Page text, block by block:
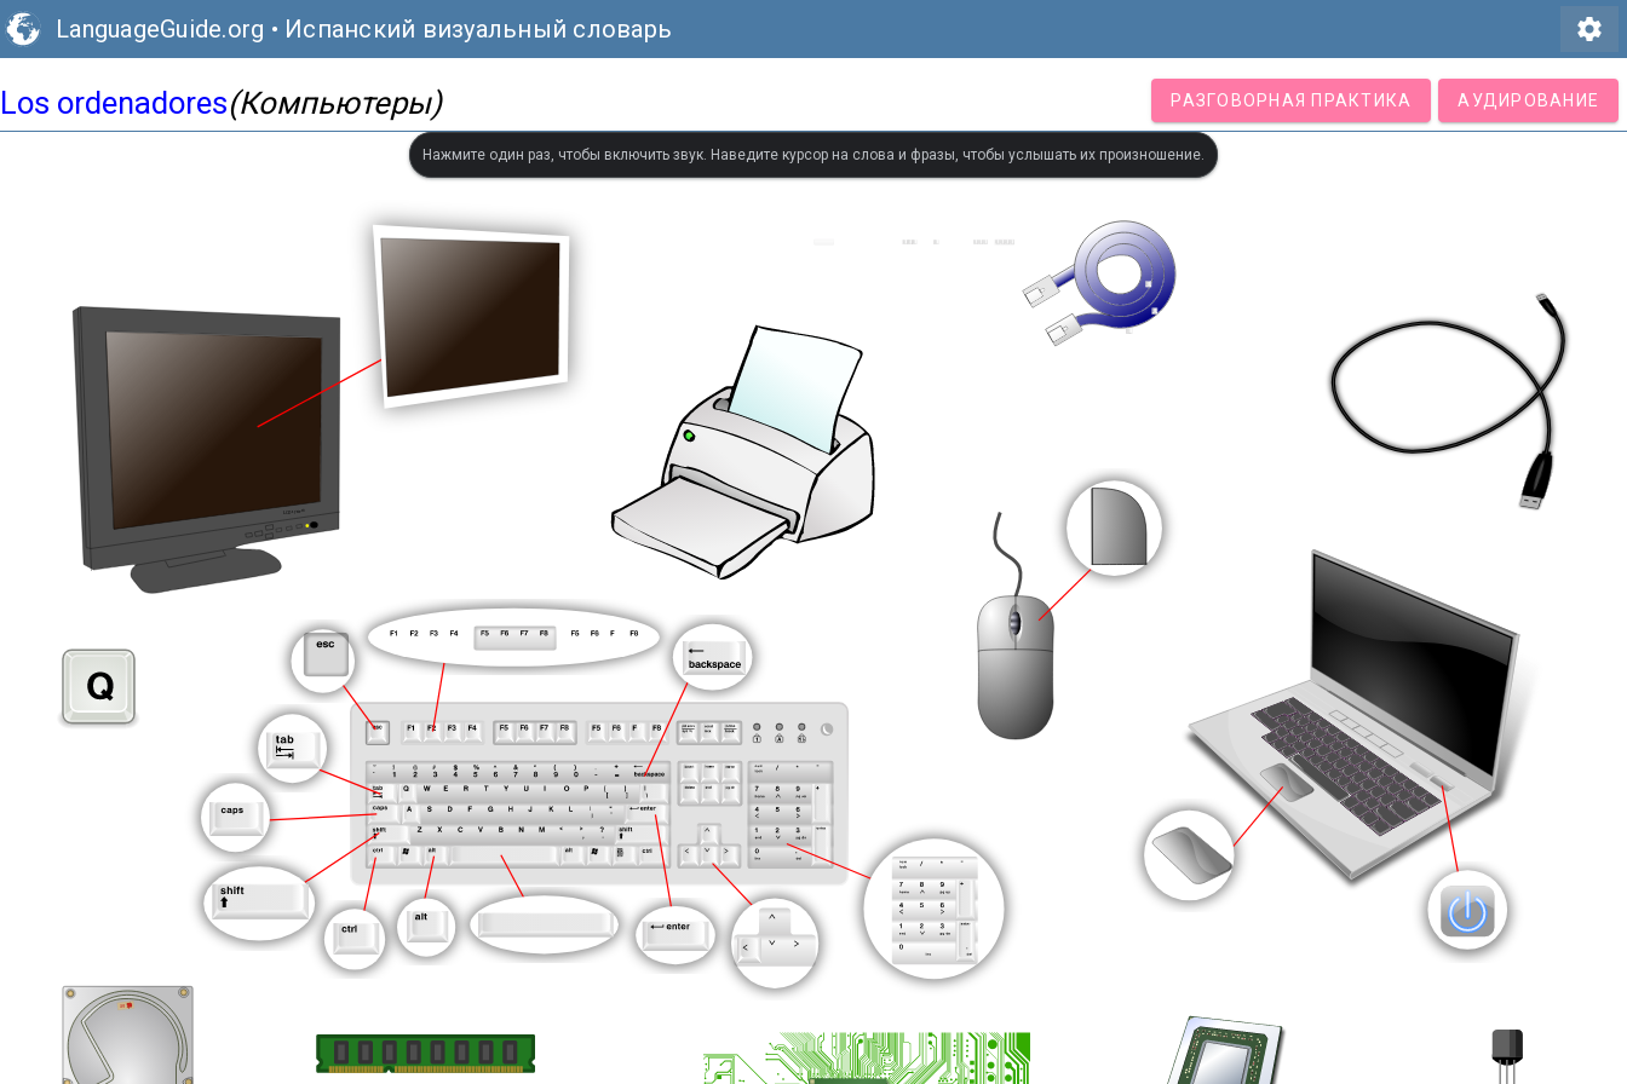
LanguageGuide.org • Испанский визуальный словарь settings
Los ordenadores(Компьютеры) РАЗГОВОРНАЯ ПРАКТИКА АУДИРОВАНИЕ
Нажмите один раз, чтобы включить звук. Наведите курсор на слова и фразы, чтобы услышать их произношение.